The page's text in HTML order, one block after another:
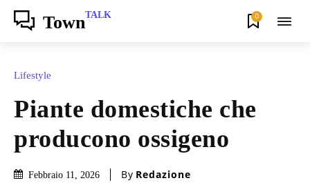
TownTALK 0
Lifestyle
Piante domestiche che
producono ossigeno
Febbraio 11, 2026 By Redazione